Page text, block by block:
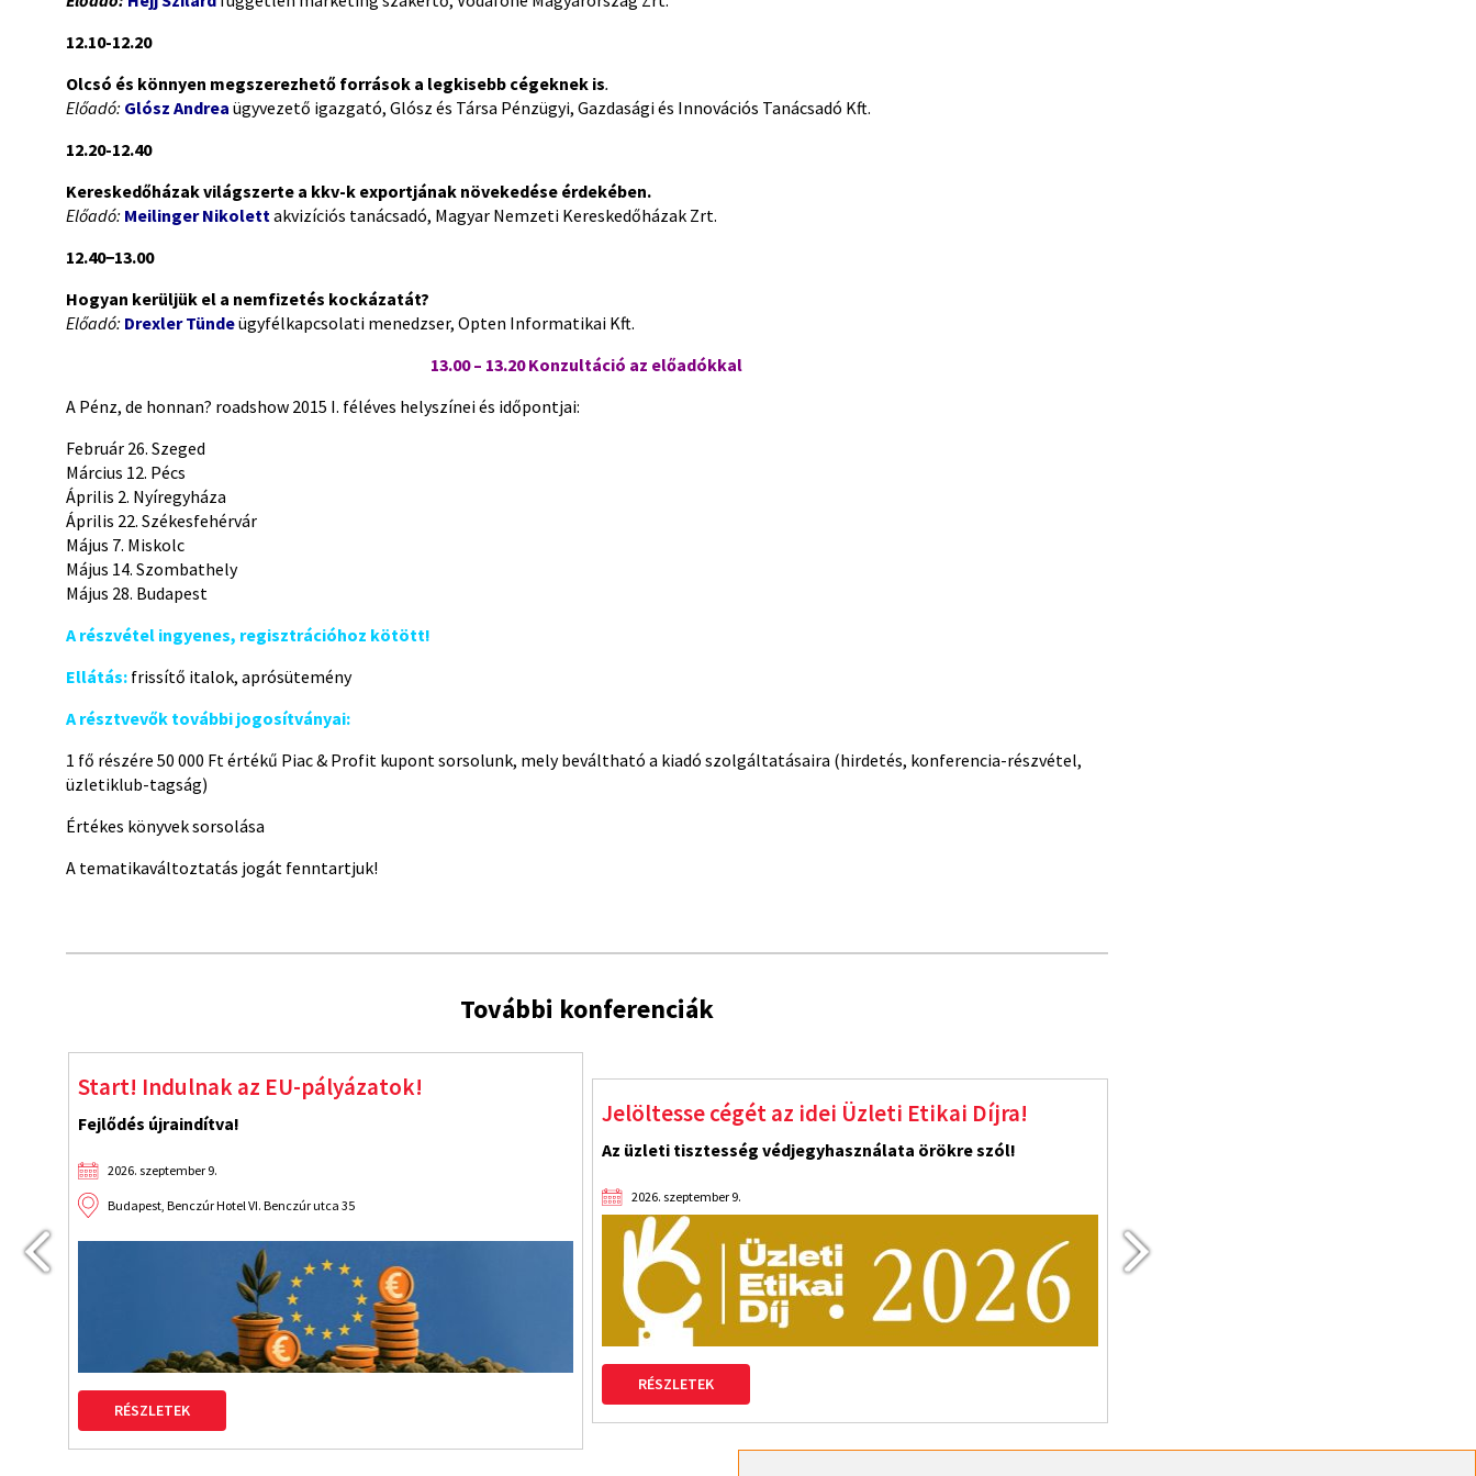
12.10-12.20
Olcsó és könnyen megszerezhető források a legkisebb cégeknek is.
Előadó: Glósz Andrea ügyvezető igazgató, Glósz és Társa Pénzügyi, Gazdasági és Innovációs Tanácsadó Kft.
12.20-12.40
Kereskedőházak világszerte a kkv-k exportjának növekedése érdekében.
Előadó: Meilinger Nikolettakvizíciós tanácsadó, Magyar Nemzeti Kereskedőházak Zrt.
12.40−13.00
Hogyan kerüljük el a nemfizetés kockázatát?
Előadó: Drexler Tündeügyfélkapcsolati menedzser, Opten Informatikai Kft.
13.00 – 13.20Konzultáció az előadókkal
A Pénz, de honnan? roadshow 2015 I. féléves helyszínei és időpontjai:
Február 26. Szeged
Március 12. Pécs
Április 2. Nyíregyháza
Április 22. Székesfehérvár
Május 7. Miskolc
Május 14. Szombathely
Május 28. Budapest
A részvétel ingyenes, regisztrációhoz kötött!
Ellátás: frissítő italok, aprósütemény
A résztvevők további jogosítványai:
1 fő részére 50 000 Ft értékű Piac & Profit kupont sorsolunk, mely beváltható a kiadó szolgáltatásaira (hirdetés, konferencia-részvétel,
üzletiklub-tagság)
Értékes könyvek sorsolása
A tematikaváltoztatás jogát fenntartjuk!
További konferenciák
Jelöltesse cégét az idei Üzleti Etikai Díjra!
2026. szeptember 9.
Lemaradtál? Pótold a tudáshiányodat gyorsan!
Lemaradtál valamelyikről? Videón elküldjük!
2026. június 5. - október 12.
RÉSZLETEK